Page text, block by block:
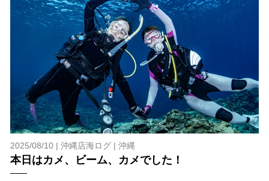
2025/08/10 | 沖縄店海ログ| 沖縄
本日はカメ、ビーム、カメでした！